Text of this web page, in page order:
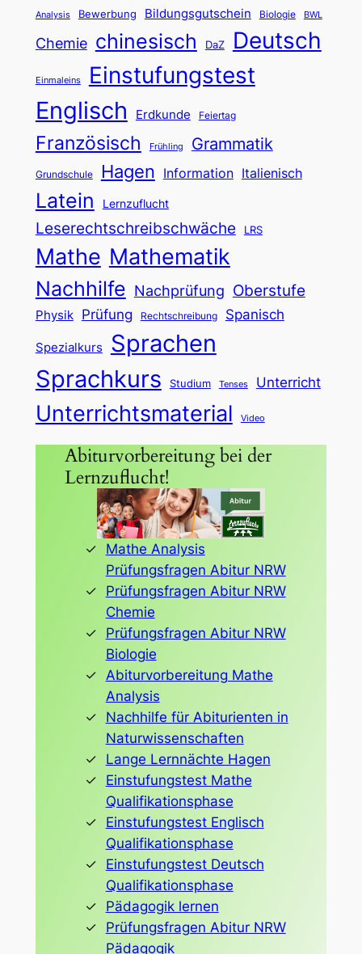
Analysis Bewerbung Bildungsgutschein Biologie BWL
Chemie chinesisch DaZ Deutsch
Einmaleins Einstufungstest
Englisch Erdkunde Feiertag
Französisch Frühling Grammatik
Grundschule Hagen Information Italienisch
Latein Lernzuflucht
Leserechtschreibschwäche LRS
Mathe Mathematik
Nachhilfe Nachprüfung Oberstufe
Physik Prüfung Rechtschreibung Spanisch
Spezialkurs
Sprachen
Sprachkurs
Studium Tenses Unterricht
Unterrichtsmaterial Video
Abiturvorbereitung bei der
Lernzuflucht!
Mathe Analysis
Prüfungsfragen Abitur NRW
Prüfungsfragen Abitur NRW
Chemie
Prüfungsfragen Abitur NRW
Biologie
Abiturvorbereitung Mathe
Analysis
Nachhilfe für Abiturienten in
Naturwissenschaften
Lange Lernnächte Hagen
Einstufungstest Mathe
Qualifikationsphase
Einstufungstest Englisch
Qualifikationsphase
Einstufungstest Deutsch
Qualifikationsphase
Pädagogik lernen
Prüfungsfragen Abitur NRW
Pädagogik